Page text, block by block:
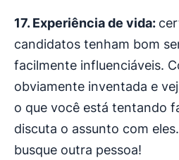
17. Experiência de vida:
candidatos tenham bom
facilmente influenciáveis.
obviamente inventada e
o que você está tentando
discuta o assunto com
busque outra pessoa!